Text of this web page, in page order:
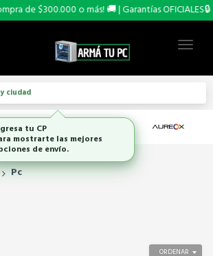
de $300.000 o más! 🚚 | Garantías OFICIALES🔒
ciudad
Pc
ORDENAR
tu CP
mostrarte las mejores
de envío.